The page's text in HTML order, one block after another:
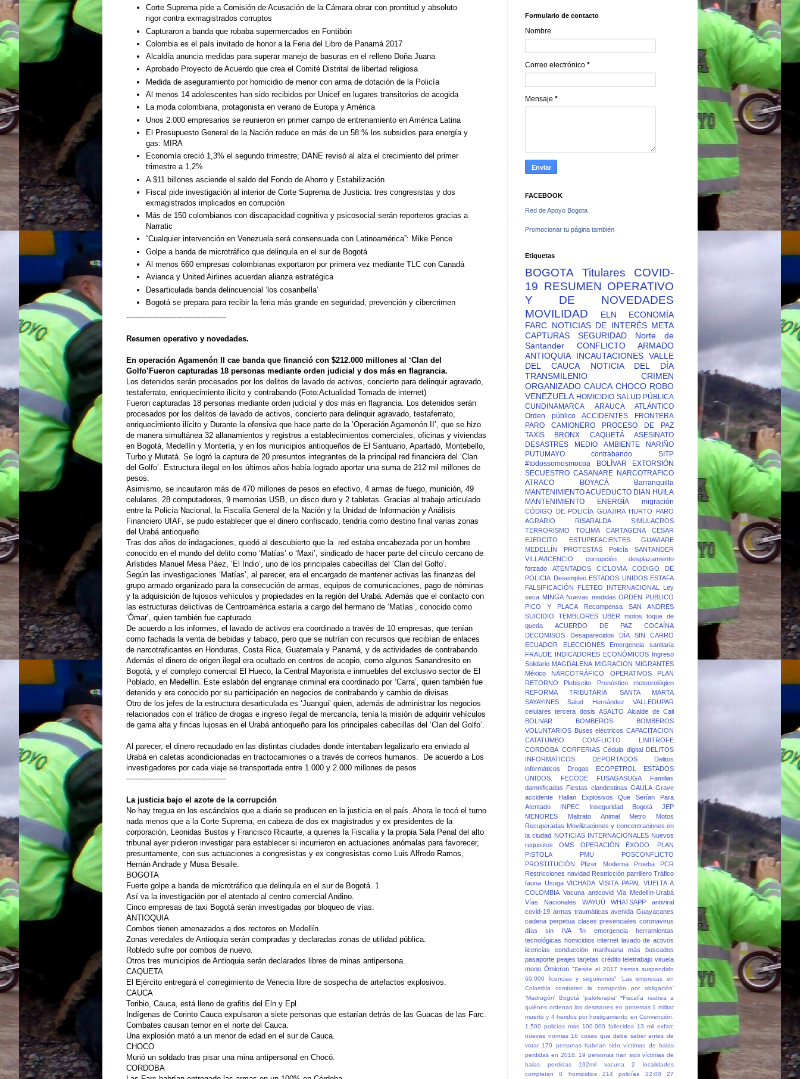
Corte Suprema pide a Comisión de Acusación de la Cámara obrar con prontitud y absoluto
rigor contra exmagistrados corruptos
Capturaron a banda que robaba supermercados en Fontibón
Colombia es el país invitado de honor a la Feria del Libro de Panamá 2017
Alcaldía anuncia medidas para superar manejo de basuras en el relleno Doña Juana
Aprobado Proyecto de Acuerdo que crea el Comité Distrital de libertad religiosa
Medida de aseguramiento por homicidio de menor con arma de dotación de la Policía
Al menos 14 adolescentes han sido recibidos por Unicef en lugares transitorios de acogida
La moda colombiana, protagonista en verano de Europa y América
Unos 2.000 empresarios se reunieron en primer campo de entrenamiento en América Latina
El Presupuesto General de la Nación reduce en más de un 58 % los subsidios para energía y
gas: MIRA
Economía creció 1,3% el segundo trimestre; DANE revisó al alza el crecimiento del primer
trimestre a 1,2%
A $11 billones asciende el saldo del Fondo de Ahorro y Estabilización
Fiscal pide investigación al interior de Corte Suprema de Justicia: tres congresistas y dos
exmagistrados implicados en corrupción
Más de 150 colombianos con discapacidad cognitiva y psicosocial serán reporteros gracias a
Narratic
“Cualquier intervención en Venezuela será consensuada con Latinoamérica”: Mike Pence
Golpe a banda de microtráfico que delinquía en el sur de Bogotá
Al menos 660 empresas colombianas exportaron por primera vez mediante TLC con Canadá
Avianca y United Airlines acuerdan alianza estratégica
Desarticulada banda delincuencial ‘los cosanbella’
Bogotá se prepara para recibir la feria más grande en seguridad, prevención y cibercrimen
------------------------------------------
Resumen operativo y novedades.
En operación Agamenón II cae banda que financió con $212.000 millones al ‘Clan del
Golfo’Fueron capturadas 18 personas mediante orden judicial y dos más en flagrancia.
Los detenidos serán procesados por los delitos de lavado de activos, concierto para delinquir agravado,
testaferrato, enriquecimiento ilícito y contrabando (Foto:Actualidad Tomada de internet)
Fueron capturadas 18 personas mediante orden judicial y dos más en flagrancia. Los detenidos serán
procesados por los delitos de lavado de activos, concierto para delinquir agravado, testaferrato,
enriquecimiento ilícito y Durante la ofensiva que hace parte de la ‘Operación Agamenón II’, que se hizo
de manera simultánea 32 allanamientos y registros a establecimientos comerciales, oficinas y viviendas
en Bogotá, Medellín y Montería, y en los municipios antioqueños de El Santuario, Apartadó, Montebello,
Turbo y Mutatá. Se logró la captura de 20 presuntos integrantes de la principal red financiera del ‘Clan
del Golfo’. Estructura ilegal en los últimos años había logrado aportar una suma de 212 mil millones de
pesos.
Asimismo, se incautaron más de 470 millones de pesos en efectivo, 4 armas de fuego, munición, 49
celulares, 28 computadores, 9 memorias USB, un disco duro y 2 tabletas. Gracias al trabajo articulado
entre la Policía Nacional, la Fiscalía General de la Nación y la Unidad de Información y Análisis
Financiero UIAF, se pudo establecer que el dinero confiscado, tendría como destino final varias zonas
del Urabá antioqueño.
Tras dos años de indagaciones, quedó al descubierto que la red estaba encabezada por un hombre
conocido en el mundo del delito como ‘Matías’ o ‘Maxi’, sindicado de hacer parte del círculo cercano de
Arístides Manuel Mesa Páez, ‘El Indio’, uno de los principales cabecillas del ‘Clan del Golfo’.
Según las investigaciones ‘Matías’, al parecer, era el encargado de mantener activas las finanzas del
grupo armado organizado para la consecución de armas, equipos de comunicaciones, pago de nóminas
y la adquisición de lujosos vehículos y propiedades en la región del Urabá. Además que el contacto con
las estructuras delictivas de Centroamérica estaría a cargo del hermano de ‘Matías’, conocido como
‘Ómar’, quien también fue capturado.
De acuerdo a los informes, el lavado de activos era coordinado a través de 10 empresas, que tenían
como fachada la venta de bebidas y tabaco, pero que se nutrían con recursos que recibían de enlaces
de narcotraficantes en Honduras, Costa Rica, Guatemala y Panamá, y de actividades de contrabando.
Además el dinero de origen ilegal era ocultado en centros de acopio, como algunos Sanandresito en
Bogotá, y el complejo comercial El Hueco, la Central Mayorista e inmuebles del exclusivo sector de El
Poblado, en Medellín. Este eslabón del engranaje criminal era coordinado por ‘Carra’, quien también fue
detenido y era conocido por su participación en negocios de contrabando y cambio de divisas.
Otro de los jefes de la estructura desarticulada es ‘Juangui’ quien, además de administrar los negocios
relacionados con el tráfico de drogas e ingreso ilegal de mercancía, tenía la misión de adquirir vehículos
de gama alta y fincas lujosas en el Urabá antioqueño para los principales cabecillas del ‘Clan del Golfo’.
Al parecer, el dinero recaudado en las distintas ciudades donde intentaban legalizarlo era enviado al
Urabá en caletas acondicionadas en tractocamiones o a través de correos humanos. De acuerdo a Los
investigadores por cada viaje se transportada entre 1.000 y 2.000 millones de pesos
------------------------------------------
La justicia bajo el azote de la corrupción
No hay tregua en los escándalos que a diario se producen en la justicia en el país. Ahora le tocó el turno
nada menos que a la Corte Suprema, en cabeza de dos ex magistrados y ex presidentes de la
corporación, Leonidas Bustos y Francisco Ricaurte, a quienes la Fiscalía y la propia Sala Penal del alto
tribunal ayer pidieron investigar para establecer si incurrieron en actuaciones anómalas para favorecer,
presuntamente, con sus actuaciones a congresistas y ex congresistas como Luis Alfredo Ramos,
Hernán Andrade y Musa Besaile.
BOGOTA
Fuerte golpe a banda de microtráfico que delinquía en el sur de Bogotá. 1
Así va la investigación por el atentado al centro comercial Andino.
Cinco empresas de taxi Bogotá serán investigadas por bloqueo de vías.
ANTIOQUIA
Combos tienen amenazados a dos rectores en Medellín.
Zonas veredales de Antioquia serán compradas y declaradas zonas de utilidad pública.
Robledo sufre por combos de nuevo.
Otros tres municipios de Antioquia serán declarados libres de minas antipersona.
CAQUETA
El Ejército entregará el corregimiento de Venecia libre de sospecha de artefactos explosivos.
CAUCA
Toribio, Cauca, está lleno de grafitis del Eln y Epl.
Indígenas de Corinto Cauca expulsaron a siete personas que estarían detrás de las Guacas de las Farc.
Combates causan temor en el norte del Cauca.
Una explosión mató a un menor de edad en el sur de Cauca.
CHOCO
Murió un soldado tras pisar una mina antipersonal en Chocó.
CORDOBA
Formulario de contacto
Nombre
Correo electrónico *
Mensaje *
FACEBOOK
Red de Apoyo Bogota
Promocionar tu página también
Etiquetas
BOGOTA Titulares
COVID-
19 RESUMEN OPERATIVO
Y DE NOVEDADES
MOVILIDAD
ELN
ECONOMÍA
FARC NOTICIAS DE INTERÉS META
CAPTURAS
SEGURIDAD
Norte de
Santander
CONFLICTO ARMADO
ANTIOQUIA
INCAUTACIONES VALLE
DEL CAUCA
NOTICIA DEL DÍA
TRANSMILENIO
CRIMEN
ORGANIZADO CAUCA CHOCO ROBO
VENEZUELA HOMICIDIO SALUD PÚBLICA
CUNDINAMARCA
ARAUCA
ATLÁNTICO
Orden público
ACCIDENTES
FRONTERA
PARO CAMIONERO
PROCESO DE PAZ
TAXIS
BRONX CAQUETÁ
ASESINATO
DESASTRES
MEDIO AMBIENTE
NARIÑO
PUTUMAYO
contrabando
SITP
#todossomosmocoa
BOLÍVAR
EXTORSIÓN
SECUESTRO CASANARE NARCOTRAFICO
ATRACO
BOYACÁ
Barranquilla
MANTENIMIENTO ACUEDUCTO DIAN HUILA
MANTENIMIENTO ENERGÍA
migración
CÓDIGO DE POLICÍA GUAJIRA HURTO
PARO
AGRARIO
RISARALDA
SIMULACROS
TERRORISMO
TOLIMA CARTAGENA
CESAR
EJERCITO
ESTUPEFACIENTES
GUAVIARE
MEDELLÍN
PROTESTAS Policía
SANTANDER
VILLAVICENCIO
corrupción
desplazamiento
forzado
ATENTADOS CICLOVIA
CODIGO DE
POLICIA Desempleo ESTADOS UNIDOS ESTAFA
FALSIFICACIÓN
FLETEO INTERNACIONAL
Ley
seca MINGA Nuevas medidas ORDEN PUBLICO
PICO Y PLACA
Recompensa
SAN ANDRES
SUICIDIO
TEMBLORES UBER motos
toque de
queda
ACUERDO DE PAZ
COCAÍNA
DECOMISOS
Desaparecidos
DÍA SIN CARRO
ECUADOR
ELECCIONES
Emergencia sanitaria
FRAUDE
INDICADORES ECONÓMICOS
Ingreso
Solidario MAGDALENA MIGRACION MIGRANTES
México
NARCOTRÁFICO OPERATIVOS
PLAN
RETORNO
Plebiscito
Pronóstico meteorológico
REFORMA TRIBUTARIA
SANTA MARTA
SAYAYINES
Salud Hernández
VALLEDUPAR
celulares
tercera dosis ASALTO
Alcalde de Cali
BOLIVAR
BOMBEROS
BOMBEROS
VOLUNTARIOS Buses eléctricos CAPACITACION
CATATUMBO
CONFLICTO LIMITROFE
CORDOBA CORFERIAS Cédula digital
DELITOS
INFORMATICOS
DEPORTADOS
Delitos
informáticos
Drogas ECOPETROL
ESTADOS
UNIDOS.
FECODE FUSAGASUGA
Familias
damnificadas
Fiestas clandestinas GAULA Grave
accidente
Hallan Explosivos Que Serían Para
Atentado
INPEC Inseguridad Bogotá
JEP
MENORES
Maltrato Animal Metro
Motos
Recuperadas Movilizaciones y concentraciones en
la ciudad NOTICIAS INTERNACIONALES Nuevos
requisitos
OMS OPERACIÓN ÉXODO.
PLAN
PISTOLA
PMU
POSCONFLICTO
PROSTITUCIÓN
Pfizer Moderna
Prueba PCR
Restricciones navidad Restricción parrillero Tráfico
fauna Usuga VICHADA VISITA PAPAL
VUELTA A
COLOMBIA Vacuna anticovid Vía Medellín-Urabá
Vías Nacionales
WAYUÚ WHATSAPP
antiviral
covid-19 armas traumáticas avenida Guayacanes
cadena perpetua clases presenciales coronavirus
días sin IVA
fin emergencia
herramientas
tecnológicas homicidios internet lavado de activos
licencias conducción
marihuana
más buscados
pasaporte peajes tarjetas crédito teletrabajo viruela
mono Ómicron "Desde el 2017 hemos suspendido
60.000 licencias y seguiremos"
'Las empresas en
Colombia combaten la corrupción por obligación'
'Madrugón' Bogotá
'paloterapia' *Fiscalía rastrea a
quiénes ordenan los desmanes en protestas 1 militar
muerto y 4 heridos por hostigamiento en Convención.
1.500 policías más 100.000 fallecidos 13 mil exfarc
nuevas normas 16 cosas que debe saber antes de
votar 170 personas habrían sido víctimas de balas
perdidas en 2018. 19 personas han sido víctimas de
balas perdidas
192mil vacuna
2 localidades
completan 0 homicidios
214 policías 22:00 27